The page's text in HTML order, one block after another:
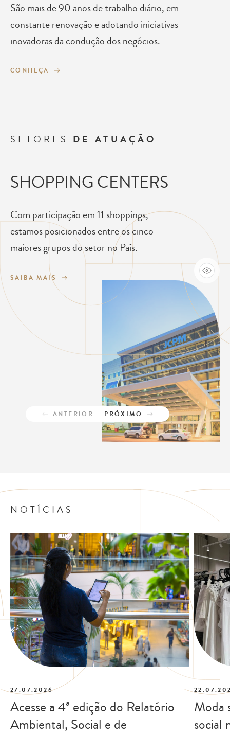
São mais de 90 anos de trabalho diário, em
constante renovação e adotando iniciativas
inovadoras da condução dos negócios.
CONHEÇA
SETORES DE ATUAÇÃO
SHOPPING CENTERS
Com participação em 11 shoppings,
estamos posicionados entre os cinco
maiores grupos do setor no País.
SAIBA MAIS
ANTERIOR PRÓXIMO
NOTÍCIAS
27.07.2026
Acesse a 4ª edição do Relatório
Ambiental, Social e de
Moda
social